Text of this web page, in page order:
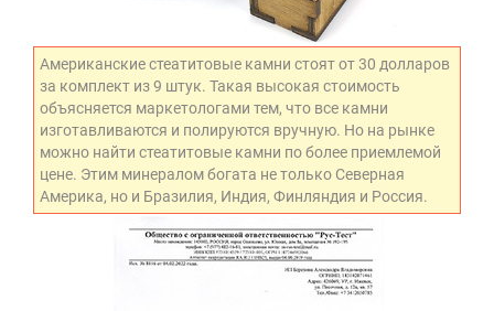
Американские стеатитовые камни стоят от 30 долларов
за комплект из 9 штук. Такая высокая стоимость
объясняется маркетологами тем, что все камни
изготавливаются и полируются вручную. Но на рынке
можно найти стеатитовые камни по более приемлемой
цене. Этим минералом богата не только Северная
Америка, но и Бразилия, Индия, Финляндия и Россия.